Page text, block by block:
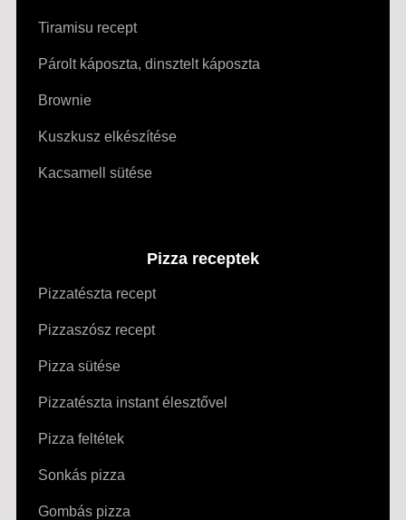
Tiramisu recept
Párolt káposzta, dinsztelt káposzta
Brownie
Kuszkusz elkészítése
Kacsamell sütése
Pizza receptek
Pizzatészta recept
Pizzaszósz recept
Pizza sütése
Pizzatészta instant élesztővel
Pizza feltétek
Sonkás pizza
Gombás pizza